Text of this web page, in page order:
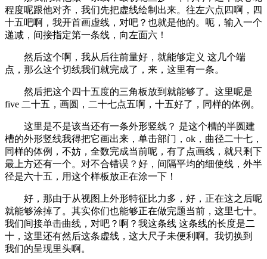
程度呢跟他对齐，我们先把虚线绘制出来。往左六点四啊，四
十五吧啊，我开首画虚线，对吧？也就是他的。呃，输入一个
递减，间接指定第一条线，向左面六！
然后这个啊，我从后往前量好，就能够定义 这几个端
点，那么这个切线我们就完成了，来，这里有一条。
然后把这个四十五度的三角板放到就能够了。这里呢是
five 二十五，画圆，二十七点五啊，十五好了，同样的体例。
这里是不是该当还有一条外形竖线？ 是这个槽的半圆建
槽的外形竖线我得把它画出来，单击部门，ok，曲径二十七，
同样的体例，不妨，全数完成当前呢，有了点画线，就只剩下
最上方还有一个。对不合错误？好，间隔平均的细使线，外半
径是六十五，用这个样板放正在涂一下！
好，那由于从视图上外形特征比力多，好，正在这之后呢
就能够涂掉了。其实你们也能够正在做完题当前，这里七十。
我们间接单击曲线，对吧？啊？我这条线 这条线的长度是二
十，这里还有然后这条虚线，这大尺子未便利啊。我切换到
我们的呈现里头啊。